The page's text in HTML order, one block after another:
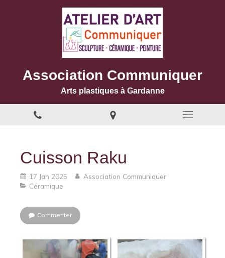
Association Communiquer
Arts plastiques à Gardanne
Cuisson Raku
17 Jan 2025
Association Communiquer
Céramique
Commenter